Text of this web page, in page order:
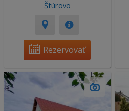
Štúrovo
Rezervovať